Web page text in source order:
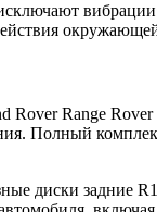
Range
Полный
диски задние